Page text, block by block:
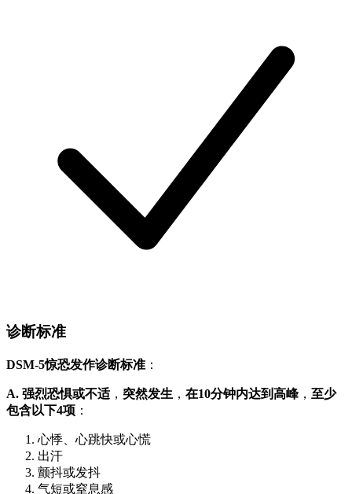
诊断标准
DSM-5惊恐发作诊断标准 ：
A. 强烈恐惧或不适 ， 突然发生 ， 在10分钟内达到高峰， 至少
包含以下4项 ：
心悸、心跳快或心慌
出汗
颤抖或发抖
气短或窒息感